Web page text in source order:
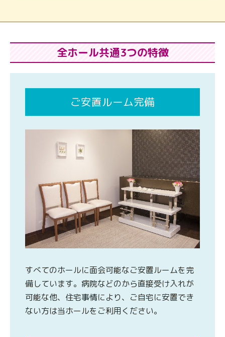
全ホール共通3つの特徴
ご安置ルーム完備
すべてのホールに面会可能なご安置ルームを完
備しています。病院などのから直接受け入れが
可能な他、住宅事情により、ご自宅に安置でき
ない方は当ホールをご利用ください。